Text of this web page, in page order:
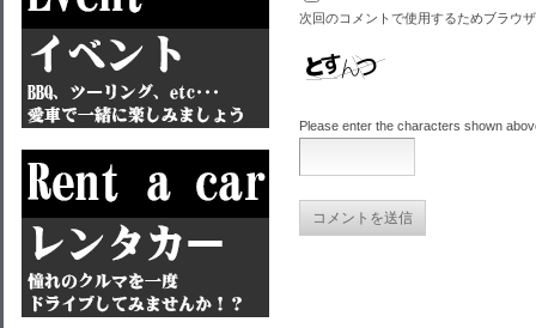
次回のコメントで使用するためブラウ
Please enter the characters shown